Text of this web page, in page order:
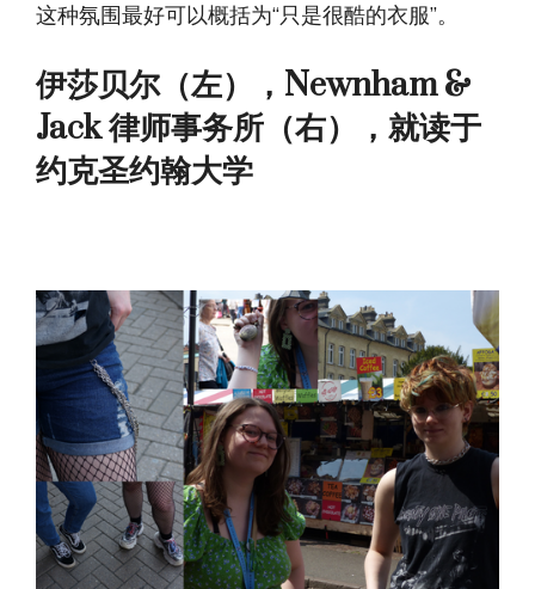
这种氛围最好可以概括为“只是很酷的衣服”。
伊莎贝尔（左），Newnham &
Jack 律师事务所（右），就读于
约克圣约翰大学